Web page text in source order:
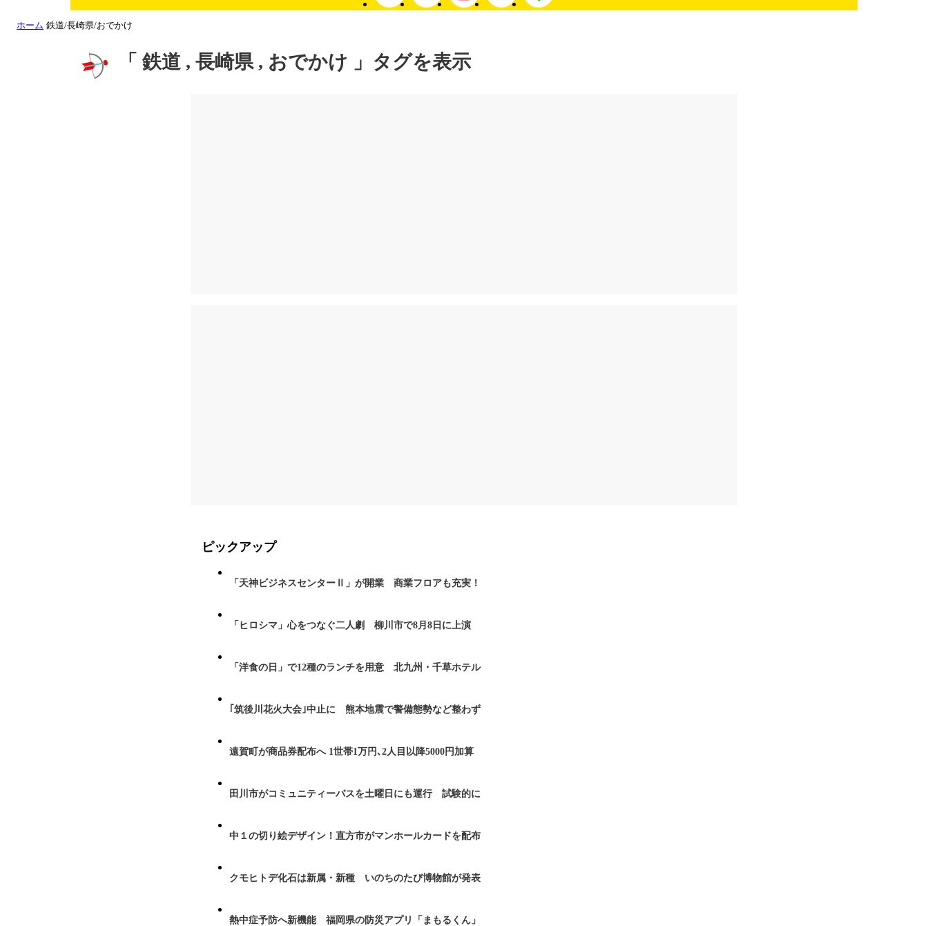
ホーム 鉄道/長崎県/おでかけ
「 鉄道 , 長崎県 , おでかけ 」タグを表示
ピックアップ
「天神ビジネスセンターⅡ」が開業 商業フロアも充実！
「ヒロシマ」心をつなぐ二人劇 柳川市で8月8日に上演
「洋食の日」で12種のランチを用意 北九州・千草ホテル
｢筑後川花火大会｣中止に 熊本地震で警備態勢など整わず
遠賀町が商品券配布へ 1世帯1万円､2人目以降5000円加算
田川市がコミュニティーバスを土曜日にも運行 試験的に
中１の切り絵デザイン！直方市がマンホールカードを配布
クモヒトデ化石は新属・新種 いのちのたび博物館が発表
熱中症予防へ新機能 福岡県の防災アプリ「まもるくん」